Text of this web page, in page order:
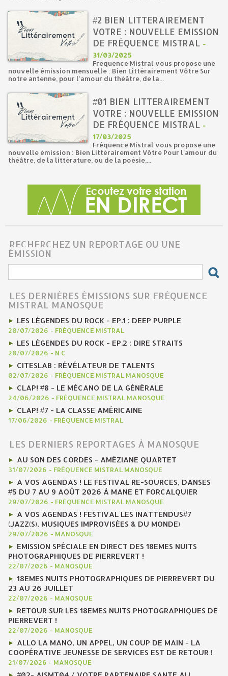
#2 BIEN LITTERAIREMENT
VOTRE : NOUVELLE EMISSION
DE FRÉQUENCE MISTRAL -
31/03/2025
Fréquence Mistral vous propose une
nouvelle émission mensuelle : Bien Littérairement Vôtre Sur
notre antenne, pour l'amour du théâtre, de la...
#01 BIEN LITTERAIREMENT
VOTRE : NOUVELLE EMISSION
DE FRÉQUENCE MISTRAL -
17/03/2025
Fréquence Mistral vous propose une
nouvelle émission : Bien Littérairement Vôtre Pour l'amour du
théâtre, de la littérature, ou de la poésie,...
RECHERCHEZ UN REPORTAGE OU UNE
ÉMISSION
LES DERNIÈRES ÉMISSIONS SUR FRÉQUENCE
MISTRAL MANOSQUE
LES LÉGENDES DU ROCK - EP.1 : DEEP PURPLE
20/07/2026 - FRÉQUENCE MISTRAL
LES LÉGENDES DU ROCK - EP.2 : DIRE STRAITS
20/07/2026 - N C
CITESLAB : RÉVÉLATEUR DE TALENTS
02/07/2026 - FRÉQUENCE MISTRAL MANOSQUE
CLAP! #8 - LE MÉCANO DE LA GÉNÉRALE
24/06/2026 - FRÉQUENCE MISTRAL MANOSQUE
CLAP! #7 - LA CLASSE AMÉRICAINE
17/06/2026 - FRÉQUENCE MISTRAL
LES DERNIERS REPORTAGES À MANOSQUE
AU SON DES CORDES - AMÉZIANE QUARTET
31/07/2026 - FRÉQUENCE MISTRAL MANOSQUE
A VOS AGENDAS ! LE FESTIVAL RE-SOURCES, DANSES
#5 DU 7 AU 9 AOÛT 2026 À MANE ET FORCALQUIER
29/07/2026 - FRÉQUENCE MISTRAL MANOSQUE
A VOS AGENDAS ! FESTIVAL LES INATTENDUS#7
(JAZZ(S), MUSIQUES IMPROVISÉES & DU MONDE)
29/07/2026 - MANOSQUE
EMISSION SPÉCIALE EN DIRECT DES 18EMES NUITS
PHOTOGRAPHIQUES DE PIERREVERT !
22/07/2026 - MANOSQUE
18EMES NUITS PHOTOGRAPHIQUES DE PIERREVERT DU
23 AU 26 JUILLET
22/07/2026 - MANOSQUE
RETOUR SUR LES 18EMES NUITS PHOTOGRAPHIQUES DE
PIERREVERT !
22/07/2026 - MANOSQUE
ALLO LA MANO, UN APPEL, UN COUP DE MAIN - LA
COOPÉRATIVE JEUNESSE DE SERVICES EST DE RETOUR !
21/07/2026 - MANOSQUE